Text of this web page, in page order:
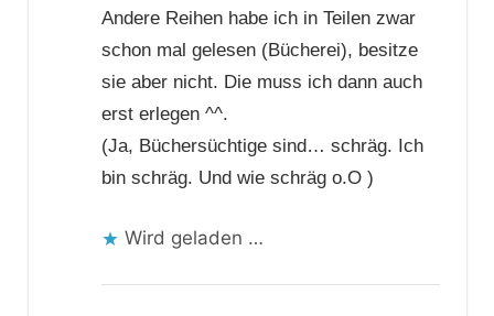
Andere Reihen habe ich in Teilen zwar
schon mal gelesen (Bücherei), besitze
sie aber nicht. Die muss ich dann auch
erst erlegen ^^.
(Ja, Büchersüchtige sind… schräg. Ich
bin schräg. Und wie schräg o.O )
Wird geladen …